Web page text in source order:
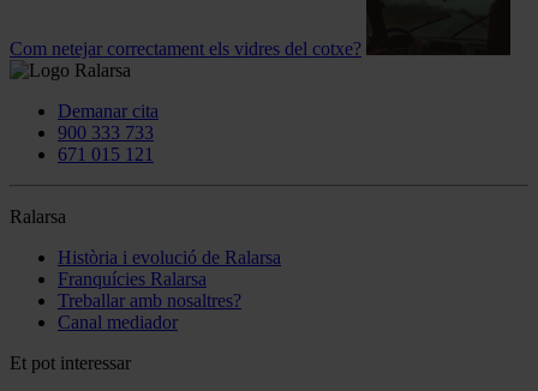
Com netejar correctament els vidres del cotxe?
Demanar cita
900 333 733
671 015 121
Ralarsa
Història i evolució de Ralarsa
Franquícies Ralarsa
Treballar amb nosaltres?
Canal mediador
Et pot interessar